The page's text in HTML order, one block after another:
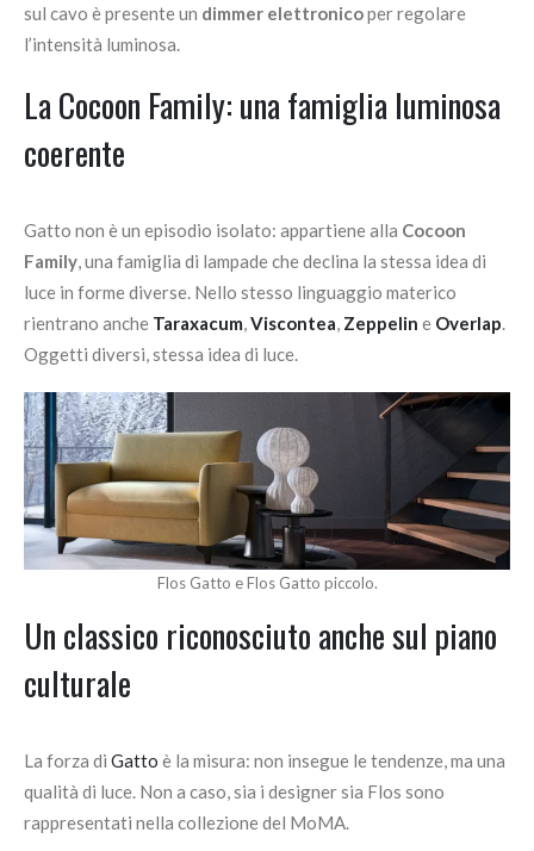
sul cavo è presente un dimmer elettronicoper regolare
l’intensità luminosa.
La Cocoon Family: una famiglia luminosa
coerente
Gatto non è un episodio isolato: appartiene alla Cocoon
Family, una famiglia di lampade che declina la stessa idea di
luce in forme diverse. Nello stesso linguaggio materico
rientrano anche Taraxacum,Viscontea, Zeppelin e Overlap.
Oggetti diversi, stessa idea di luce.
Flos Gatto e Flos Gatto piccolo.
Un classico riconosciuto anche sul piano
culturale
La forza di Gatto è la misura: non insegue le tendenze, ma una
qualità di luce. Non a caso, sia i designer sia Flos sono
rappresentati nella collezione del MoMA.